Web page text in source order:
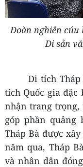
Đoàn nghiên cúu
Di sản
Di tích Tháp
tích Quốc gia đặc
nhận trang
góp phần
Tháp Bà được
năm qua, Tháp
và nhân dân